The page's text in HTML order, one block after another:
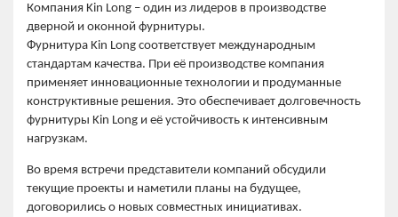
Компания Kin Long – один из лидеров в производстве
дверной и оконной фурнитуры.
Фурнитура Kin Long соответствует международным
стандартам качества. При её производстве компания
применяет инновационные технологии и продуманные
конструктивные решения. Это обеспечивает долговечность
фурнитуры Kin Long и её устойчивость к интенсивным
нагрузкам.
Во время встречи представители компаний обсудили
текущие проекты и наметили планы на будущее,
договорились о новых совместных инициативах.